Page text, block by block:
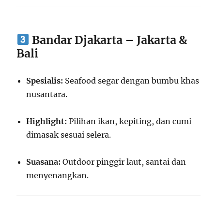
Bandar Djakarta – Jakarta &
Bali
Spesialis: Seafood segar dengan bumbu khas
nusantara.
Highlight: Pilihan ikan, kepiting, dan cumi
dimasak sesuai selera.
Suasana: Outdoor pinggir laut, santai dan
menyenangkan.